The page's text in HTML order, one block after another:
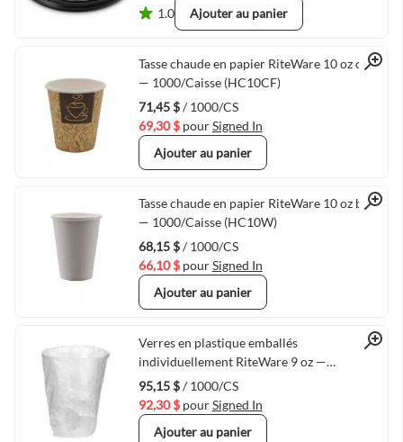
1.0
Ajouter au panier
Quick View
Tasse chaude en papier RiteWare 10 oz café
— 1000/Caisse (HC10CF)
71,45 $/ 1000/CS
69,30 $ pourSigned In
Ajouter au panier
Quick View
Tasse chaude en papier RiteWare 10 oz blanc
— 1000/Caisse (HC10W)
68,15 $/ 1000/CS
66,10 $ pourSigned In
Ajouter au panier
Quick View
Verres en plastique emballés
individuellement RiteWare 9 oz —
1000/Caisse
95,15 $/ 1000/CS
92,30 $ pourSigned In
Ajouter au panier